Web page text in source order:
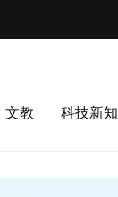
文教 科技新知